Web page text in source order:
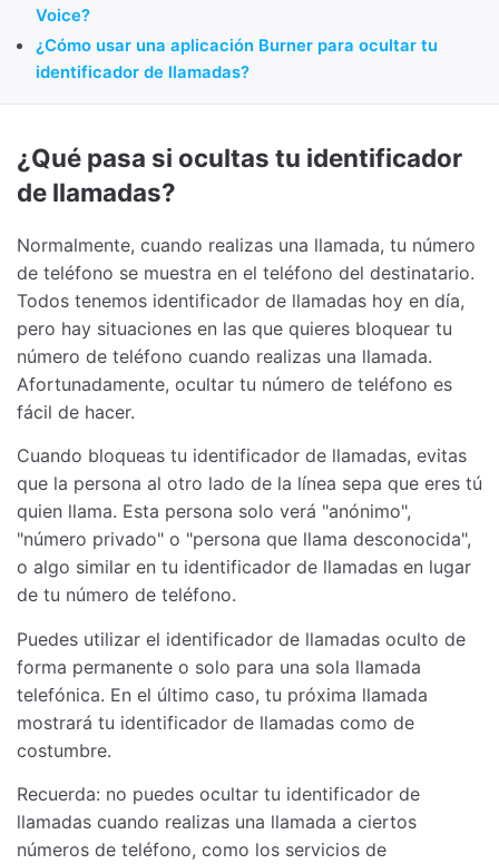
Voice?
¿Cómo usar una aplicación Burner para ocultar tu
identificador de llamadas?
¿Qué pasa si ocultas tu identificador
de llamadas?
Normalmente, cuando realizas una llamada, tu número
de teléfono se muestra en el teléfono del destinatario.
Todos tenemos identificador de llamadas hoy en día,
pero hay situaciones en las que quieres bloquear tu
número de teléfono cuando realizas una llamada.
Afortunadamente, ocultar tu número de teléfono es
fácil de hacer.
Cuando bloqueas tu identificador de llamadas, evitas
que la persona al otro lado de la línea sepa que eres tú
quien llama. Esta persona solo verá "anónimo",
"número privado" o "persona que llama desconocida",
o algo similar en tu identificador de llamadas en lugar
de tu número de teléfono.
Puedes utilizar el identificador de llamadas oculto de
forma permanente o solo para una sola llamada
telefónica. En el último caso, tu próxima llamada
mostrará tu identificador de llamadas como de
costumbre.
Recuerda: no puedes ocultar tu identificador de
llamadas cuando realizas una llamada a ciertos
números de teléfono, como los servicios de